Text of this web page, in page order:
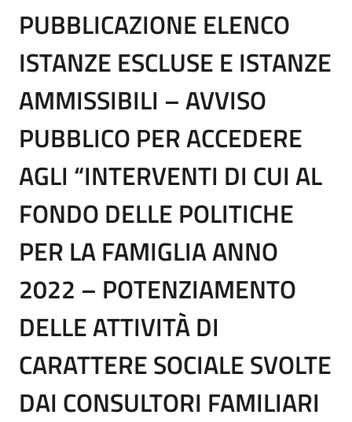
PUBBLICAZIONE ELENCO
ISTANZE ESCLUSE E ISTANZE
AMMISSIBILI – AVVISO
PUBBLICO PER ACCEDERE
AGLI “INTERVENTI DI CUI AL
FONDO DELLE POLITICHE
PER LA FAMIGLIA ANNO
2022 – POTENZIAMENTO
DELLE ATTIVITÀ DI
CARATTERE SOCIALE SVOLTE
DAI CONSULTORI FAMILIARI